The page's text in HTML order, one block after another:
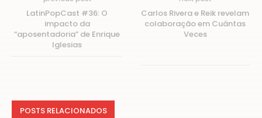
LatinPopCast #36: O
impacto da
“aposentadoria” de Enrique
Iglesias
Carlos Rivera e Reik revelam
colaboração em Cuántas
Veces
POSTS RELACIONADOS